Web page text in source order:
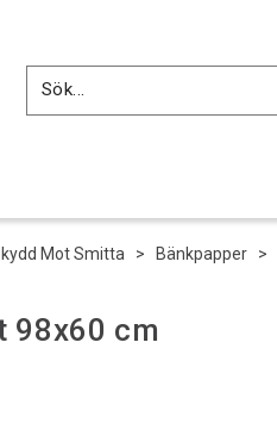
Mot Smitta > Bänkpapper >
98x60 cm